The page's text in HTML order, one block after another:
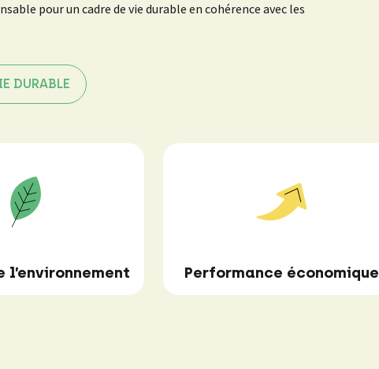
pour un cadre de vie durable en cohérence avec les
DURABLE
l’environnement Performance économique